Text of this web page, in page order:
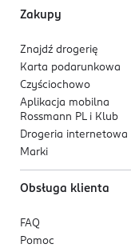
Zakupy
Znajdź drogerię
Karta podarunkowa
Czyściochowo
Aplikacja mobilna
Rossmann PL i Klub
Drogeria internetowa
Marki
Obsługa klienta
FAQ
Pomoc